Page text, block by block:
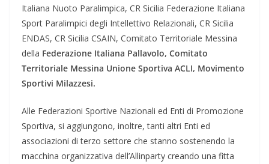
Italiana Nuoto Paralimpica, CR Sicilia Federazione Italiana
Sport Paralimpici degli Intellettivo Relazionali, CR Sicilia
ENDAS, CR Sicilia CSAIN, Comitato Territoriale Messina
della Federazione Italiana Pallavolo, Comitato
Territoriale Messina Unione Sportiva ACLI, Movimento
Sportivi Milazzesi.
Alle Federazioni Sportive Nazionali ed Enti di Promozione
Sportiva, si aggiungono, inoltre, tanti altri Enti ed
associazioni di terzo settore che stanno sostenendo la
macchina organizzativa dell’Allinparty creando una fitta